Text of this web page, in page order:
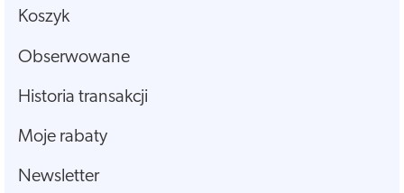
Koszyk
Obserwowane
Historia transakcji
Moje rabaty
Newsletter